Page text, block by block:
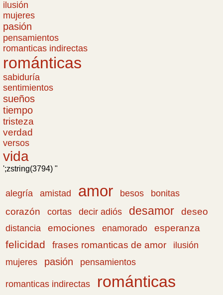
ilusión
mujeres
pasión
pensamientos
romanticas indirectas
románticas
sabiduría
sentimientos
sueños
tiempo
tristeza
verdad
versos
vida
';zstring(3794) "
alegría amistad amor besos
bonitas
corazón
cortas decir adiós desamor deseo
distancia emociones enamorado esperanza
felicidad frases romanticas de amor
ilusión
mujeres
pasión pensamientos
romanticas indirectas románticas